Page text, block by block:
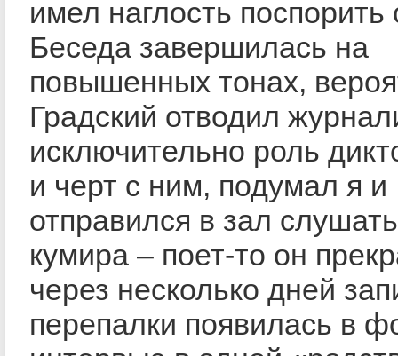
имел наглость поспорить
Беседа завершилась на
повышенных тонах,
Градский отводил
исключительно роль
и черт с ним, подумал я и
отправился в зал
кумира – поет-то он
через несколько дней
перепалки появилась в